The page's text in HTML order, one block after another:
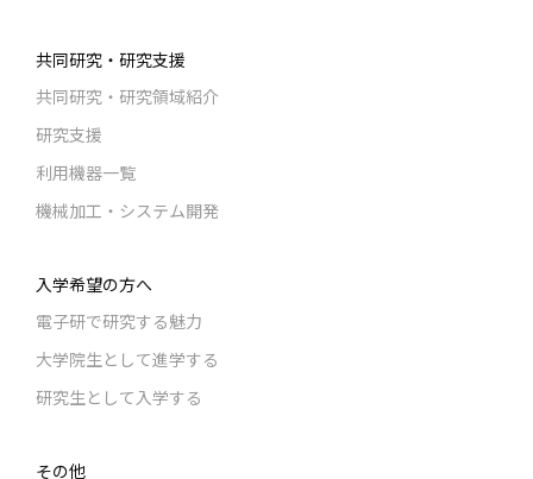
共同研究・研究支援
共同研究・研究領域紹介
研究支援
利用機器一覧
機械加工・システム開発
入学希望の方へ
電子研で研究する魅力
大学院生として進学する
研究生として入学する
その他